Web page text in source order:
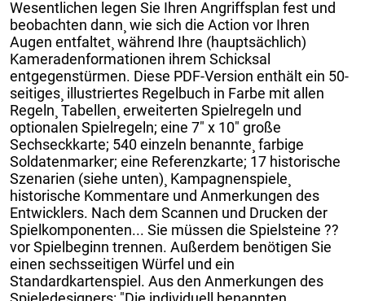
Wesentlichen legen Sie Ihren Angriffsplan fest und
beobachten dann¸ wie sich die Action vor Ihren
Augen entfaltet¸ während Ihre (hauptsächlich)
Kameradenformationen ihrem Schicksal
entgegenstürmen. Diese PDF-Version enthält ein 50-
seitiges¸ illustriertes Regelbuch in Farbe mit allen
Regeln¸ Tabellen¸ erweiterten Spielregeln und
optionalen Spielregeln; eine 7" x 10" große
Sechseckkarte; 540 einzeln benannte¸ farbige
Soldatenmarker; eine Referenzkarte; 17 historische
Szenarien (siehe unten)¸ Kampagnenspiele¸
historische Kommentare und Anmerkungen des
Entwicklers. Nach dem Scannen und Drucken der
Spielkomponenten... Sie müssen die Spielsteine ??
vor Spielbeginn trennen. Außerdem benötigen Sie
einen sechsseitigen Würfel und ein
Standardkartenspiel. Aus den Anmerkungen des